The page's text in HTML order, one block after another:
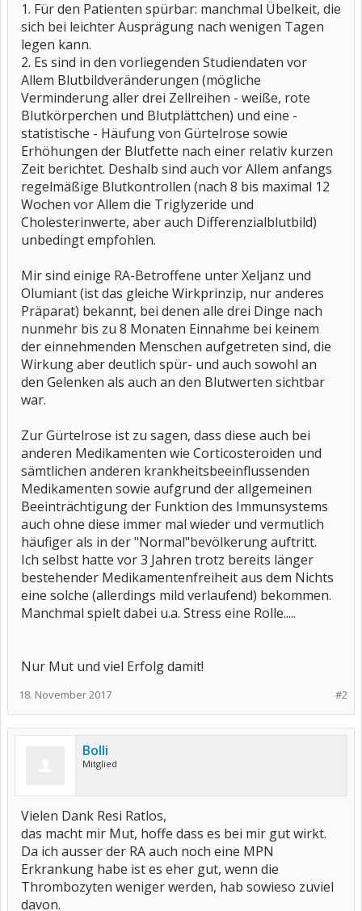
1. Für den Patienten spürbar: manchmal Übelkeit, die
sich bei leichter Ausprägung nach wenigen Tagen
legen kann.
2. Es sind in den vorliegenden Studiendaten vor
Allem Blutbildveränderungen (mögliche
Verminderung aller drei Zellreihen - weiße, rote
Blutkörperchen und Blutplättchen) und eine -
statistische - Häufung von Gürtelrose sowie
Erhöhungen der Blutfette nach einer relativ kurzen
Zeit berichtet. Deshalb sind auch vor Allem anfangs
regelmäßige Blutkontrollen (nach 8 bis maximal 12
Wochen vor Allem die Triglyzeride und
Cholesterinwerte, aber auch Differenzialblutbild)
unbedingt empfohlen.
Mir sind einige RA-Betroffene unter Xeljanz und
Olumiant (ist das gleiche Wirkprinzip, nur anderes
Präparat) bekannt, bei denen alle drei Dinge nach
nunmehr bis zu 8 Monaten Einnahme bei keinem
der einnehmenden Menschen aufgetreten sind, die
Wirkung aber deutlich spür- und auch sowohl an
den Gelenken als auch an den Blutwerten sichtbar
war.
Zur Gürtelrose ist zu sagen, dass diese auch bei
anderen Medikamenten wie Corticosteroiden und
sämtlichen anderen krankheitsbeeinflussenden
Medikamenten sowie aufgrund der allgemeinen
Beeinträchtigung der Funktion des Immunsystems
auch ohne diese immer mal wieder und vermutlich
häufiger als in der "Normal"bevölkerung auftritt.
Ich selbst hatte vor 3 Jahren trotz bereits länger
bestehender Medikamentenfreiheit aus dem Nichts
eine solche (allerdings mild verlaufend) bekommen.
Manchmal spielt dabei u.a. Stress eine Rolle.....
Nur Mut und viel Erfolg damit!
#2
18. November 2017
Bolli
Mitglied
Vielen Dank Resi Ratlos,
das macht mir Mut, hoffe dass es bei mir gut wirkt.
Da ich ausser der RA auch noch eine MPN
Erkrankung habe ist es eher gut, wenn die
Thrombozyten weniger werden, hab sowieso zuviel
davon.